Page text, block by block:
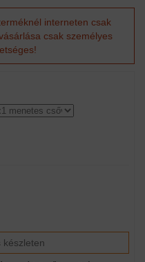
interneten csak
csak személyes
készleten